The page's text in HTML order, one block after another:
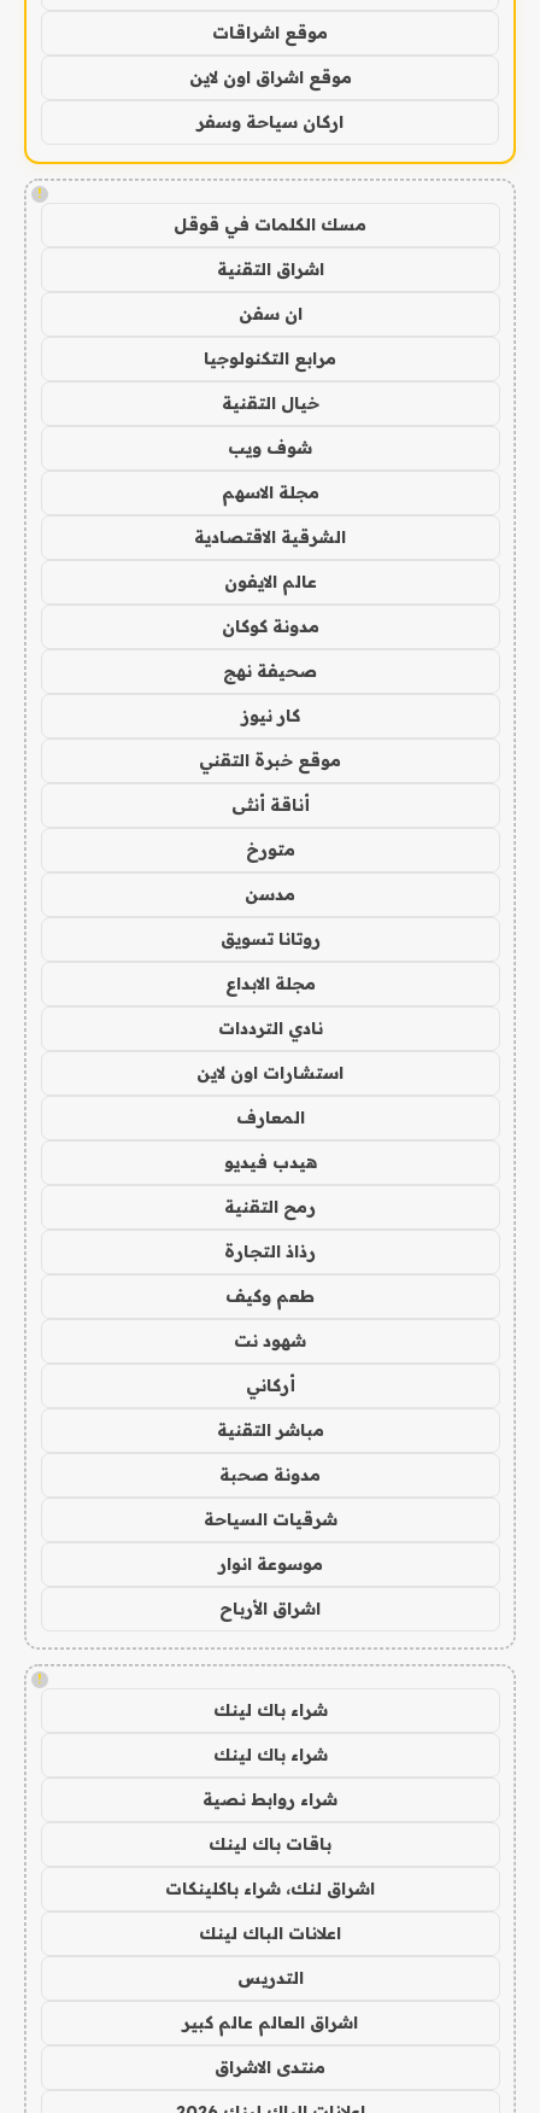
موقع اشراقات
موقع اشراق اون لاين
اركان سياحة وسفر
!
مسك الكلمات في قوقل
اشراق التقنية
ان سفن
مرابع التكنولوجيا
خيال التقنية
شوف ويب
مجلة الاسهم
الشرقية الاقتصادية
عالم الايفون
مدونة كوكان
صحيفة نهج
كار نيوز
موقع خبرة التقني
أناقة أنثى
متورخ
مدسن
روتانا تسويق
مجلة الابداع
نادي الترددات
استشارات اون لاين
المعارف
هيدب فيديو
رمح التقنية
رذاذ التجارة
طعم وكيف
شهود نت
أركاني
مباشر التقنية
مدونة صحبة
شرقيات السياحة
موسوعة انوار
اشراق الأرباح
!
شراء باك لينك
شراء باك لينك
شراء روابط نصية
باقات باك لينك
اشراق لنك، شراء باكلينكات
اعلانات الباك لينك
التدريس
اشراق العالم عالم كبير
منتدى الاشراق